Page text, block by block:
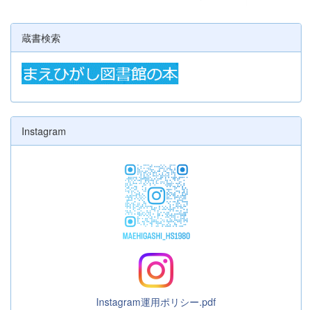
蔵書検索
Instagram
Instagram運用ポリシー.pdf